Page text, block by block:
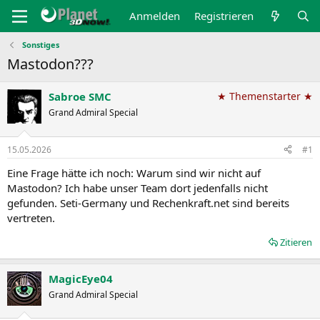
Anmelden Registrieren
Sonstiges
Mastodon???
Sabroe SMC
Grand Admiral Special
★ Themenstarter ★
15.05.2026 #1
Eine Frage hätte ich noch: Warum sind wir nicht auf
Mastodon? Ich habe unser Team dort jedenfalls nicht
gefunden. Seti-Germany und Rechenkraft.net sind bereits
vertreten.
Zitieren
MagicEye04
Grand Admiral Special